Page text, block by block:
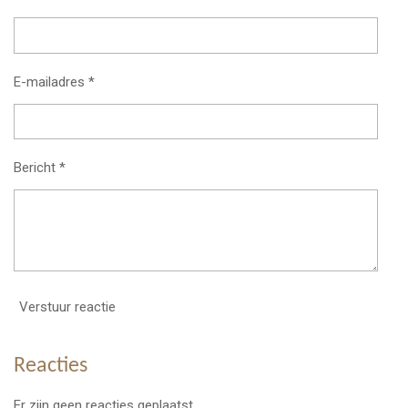
E-mailadres *
Bericht *
Verstuur reactie
Reacties